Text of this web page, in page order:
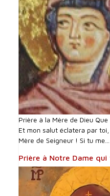
Prière à la Mère de Dieu
Et mon salut éclatera par
Mère de Seigneur ! Si tu me...
Prière à Notre Dame